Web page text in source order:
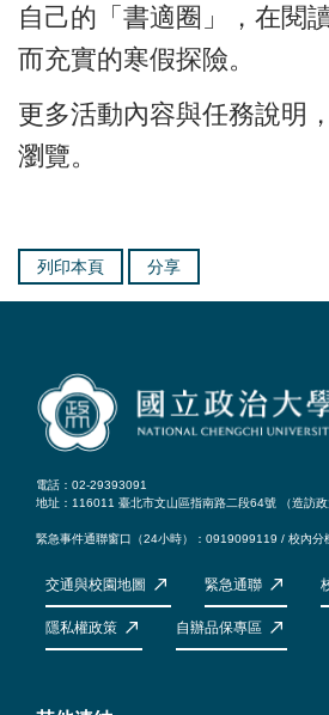
自己的「書適圈」，在閱
而充實的寒假探險。
更多活動內容與任務說明
瀏覽。
列印本頁 分享
電話：02-29393091
地址：116011 臺北市文山區指南路二段64號 （造訪
緊急事件通聯窗口（24小時）：0919099119 / 校內分
交通與校園地圖 緊急通聯
隱私權政策 自辦品保專區